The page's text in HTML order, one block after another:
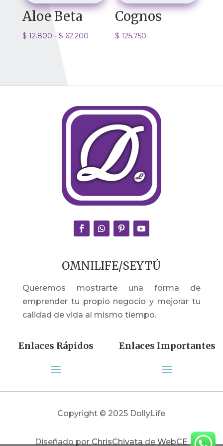
Aloe Beta
$ 12.800 - $ 62.200Rango
$ 12.800
$ 62.200
Cognos
$ 125.750
OMNILIFE/SEYTÚ
Queremos mostrarte una forma de
emprender tu propio negocio y mejorar tu
calidad de vida al mismo tiempo.
Enlaces Rápidos Enlaces Importantes
Copyright © 2025 DollyLife
Diseñado porChrisChivatadeWebCE